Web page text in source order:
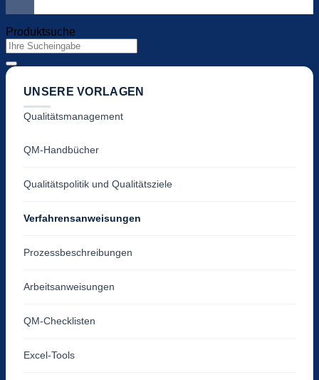
Produktsuche
Suchen
nach:
UNSERE VORLAGEN
Qualitätsmanagement
QM-Handbücher
Qualitätspolitik und Qualitätsziele
Verfahrensanweisungen
Prozessbeschreibungen
Arbeitsanweisungen
QM-Checklisten
Excel-Tools